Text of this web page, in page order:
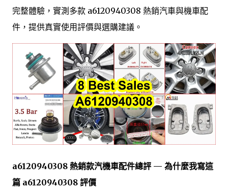
完整體驗，實測多款 a6120940308 熱銷汽車與機車配
件，提供真實使用評價與選購建議。
a6120940308 熱銷款汽機車配件總評 — 為什麼我寫這
篇 a6120940308 評價